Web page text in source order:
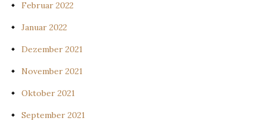
Februar 2022
Januar 2022
Dezember 2021
November 2021
Oktober 2021
September 2021